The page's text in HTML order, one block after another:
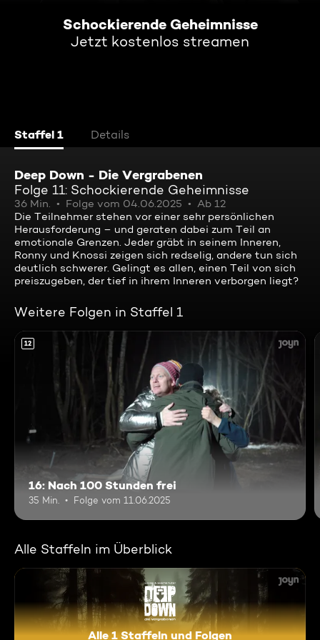
Schockierende Geheimnisse
Jetzt kostenlos streamen
Staffel 1 Details
Deep Down - Die Vergrabenen
Folge 11: Schockierende Geheimnisse
36 Min. Folge vom 04.06.2025
Ab 12
Die Teilnehmer stehen vor einer sehr persönlichen
Herausforderung – und geraten dabei zum Teil an
emotionale Grenzen. Jeder gräbt in seinem Inneren,
Ronny und Knossi zeigen sich redselig, andere tun sich
deutlich schwerer. Gelingt es allen, einen Teil von sich
preiszugeben, der tief in ihrem Inneren verborgen liegt?
Weitere Folgen in Staffel 1
12
16: Nach 100 Stunden frei
35 Min. Folge vom 11.06.2025
Alle Staffeln im Überblick
Alle 1 Staffeln und Folgen